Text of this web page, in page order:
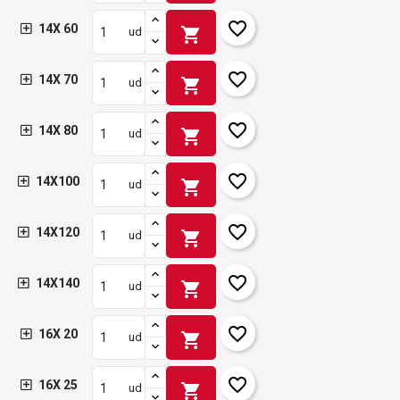
14X 60 ud shopping_cart favorite_border
14X 70 ud shopping_cart favorite_border
14X 80 ud shopping_cart favorite_border
14X100 ud shopping_cart favorite_border
14X120 ud shopping_cart favorite_border
14X140 ud shopping_cart favorite_border
16X 20 ud shopping_cart favorite_border
16X 25 ud shopping_cart favorite_border